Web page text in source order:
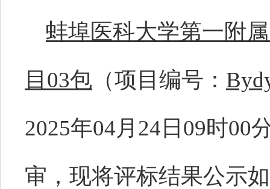
蚌埠医科大学第一附
目03包 （项目编号：
2025年04月24日09时00
审，现将评标结果公示